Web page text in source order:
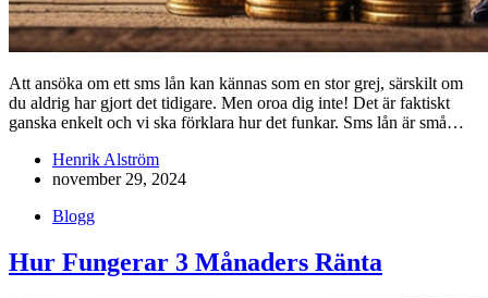
Att ansöka om ett sms lån kan kännas som en stor grej, särskilt om
du aldrig har gjort det tidigare. Men oroa dig inte! Det är faktiskt
ganska enkelt och vi ska förklara hur det funkar. Sms lån är små…
Henrik Alström
november 29, 2024
Blogg
Hur Fungerar 3 Månaders Ränta